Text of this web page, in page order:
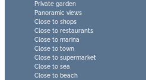
Private garden
Panoramic views
Close to shops
Close to restaurants
Close to marina
Close to town
Close to supermarket
Close to sea
Close to beach